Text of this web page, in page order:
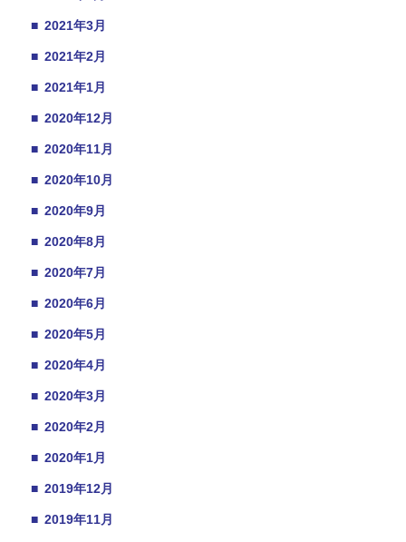
■ 2021年3月
■ 2021年2月
■ 2021年1月
■ 2020年12月
■ 2020年11月
■ 2020年10月
■ 2020年9月
■ 2020年8月
■ 2020年7月
■ 2020年6月
■ 2020年5月
■ 2020年4月
■ 2020年3月
■ 2020年2月
■ 2020年1月
■ 2019年12月
■ 2019年11月